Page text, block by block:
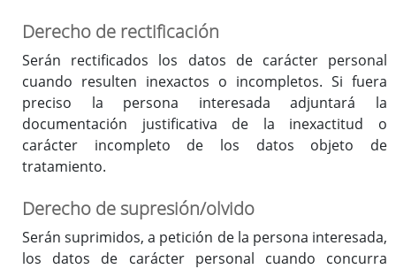
Derecho de rectificación
Serán rectificados los datos de carácter personal
cuando resulten inexactos o incompletos. Si fuera
preciso la persona interesada adjuntará la
documentación justificativa de la inexactitud o
carácter incompleto de los datos objeto de
tratamiento.
Derecho de supresión/olvido
Serán suprimidos, a petición de la persona interesada,
los datos de carácter personal cuando concurra